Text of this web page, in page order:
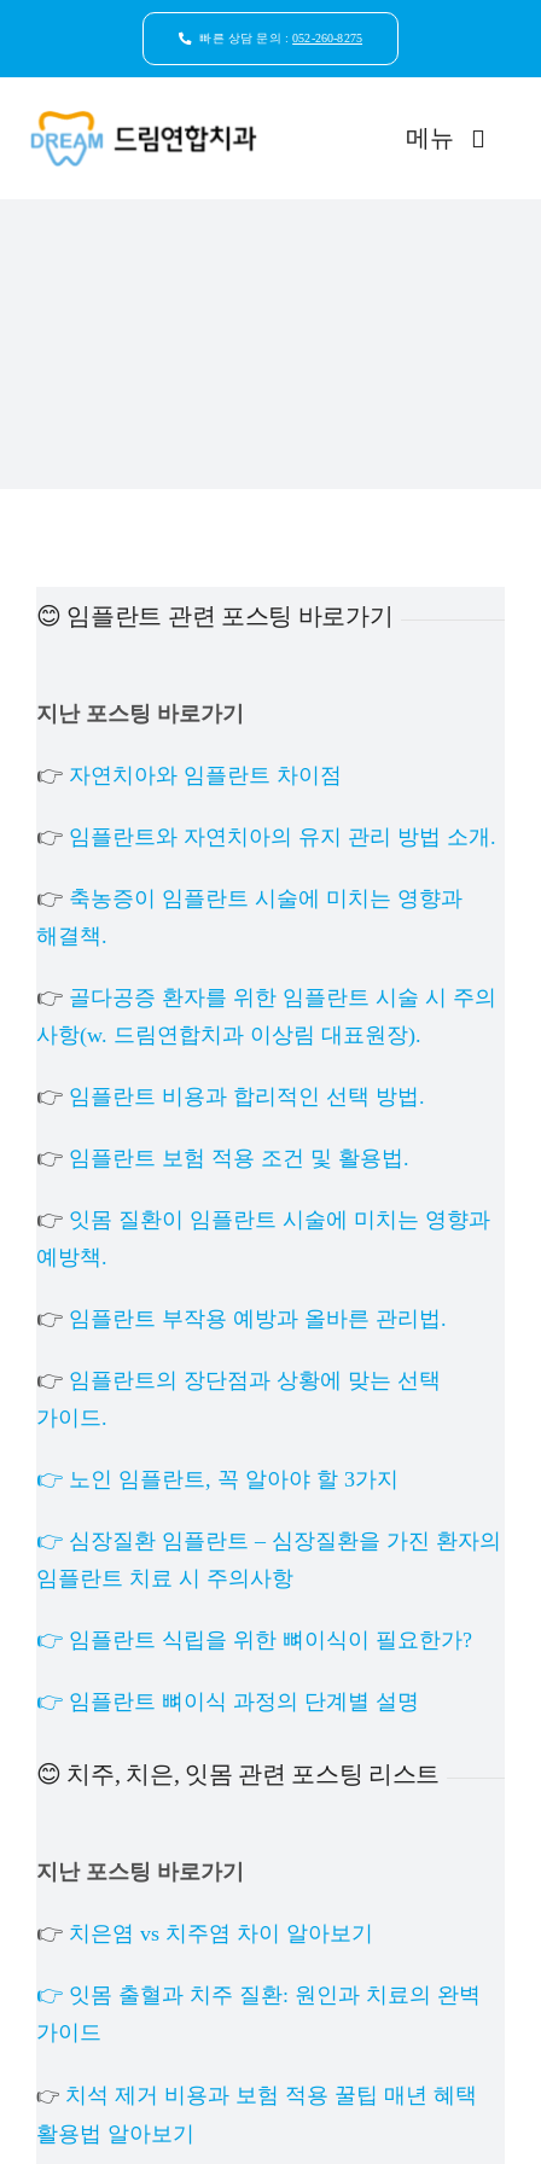
빠른 상담 문의 :052-260-8275
메뉴
상담예약
😊 임플란트 관련 포스팅 바로가기
지난 포스팅 바로가기
👉 자연치아와 임플란트 차이점
👉 임플란트와 자연치아의 유지 관리 방법 소개.
👉 축농증이 임플란트 시술에 미치는 영향과
해결책.
👉 골다공증 환자를 위한 임플란트 시술 시 주의
사항(w. 드림연합치과 이상림 대표원장).
👉 임플란트 비용과 합리적인 선택 방법.
👉 임플란트 보험 적용 조건 및 활용법.
👉 잇몸 질환이 임플란트 시술에 미치는 영향과
예방책.
👉 임플란트 부작용 예방과 올바른 관리법.
👉 임플란트의 장단점과 상황에 맞는 선택
가이드.
👉 노인 임플란트, 꼭 알아야 할 3가지
👉 심장질환 임플란트 – 심장질환을 가진 환자의
임플란트 치료 시 주의사항
👉 임플란트 식립을 위한 뼈이식이 필요한가?
👉 임플란트 뼈이식 과정의 단계별 설명
😊 치주, 치은, 잇몸 관련 포스팅 리스트
지난 포스팅 바로가기
👉 치은염 vs 치주염 차이 알아보기
👉 잇몸 출혈과 치주 질환: 원인과 치료의 완벽
가이드
👉 치석 제거 비용과 보험 적용 꿀팁 매년 혜택
활용법 알아보기